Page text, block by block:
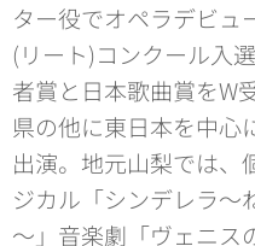
ター役でオペラデビュ
(リート)コンクール入
者賞と日本歌曲賞をW
県の他に東日本を中心
出演。地元山梨では、
ジカル「シンデレラ～
～」音楽劇「ヴェニス